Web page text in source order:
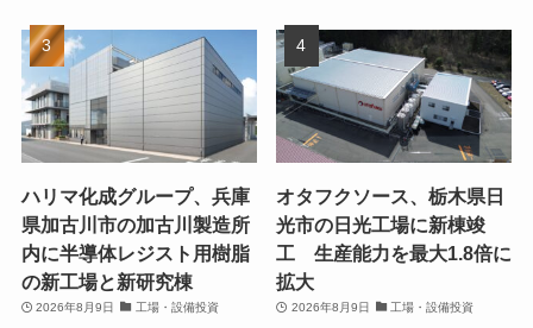
ハリマ化成グループ、兵庫
県加古川市の加古川製造所
内に半導体レジスト用樹脂
の新工場と新研究棟
2026年8月9日 工場・設備投資
オタフクソース、栃木県日
光市の日光工場に新棟竣
工 生産能力を最大1.8倍に
拡大
2026年8月9日 工場・設備投資